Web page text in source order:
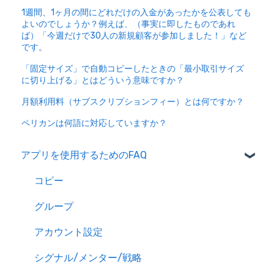
1週間、1ヶ月の間にどれだけの入金があったかを公表しても
よいのでしょうか？例えば、（事実に即したものであれ
ば）「今週だけで30人の新規顧客が参加しました！」など
です。
「固定サイズ」で自動コピーしたときの「最小取引サイズ
に切り上げる」とはどういう意味ですか？
月額利用料（サブスクリプションフィー）とは何ですか？
ペリカンは何語に対応していますか？
アプリを使用するためのFAQ
コピー
グループ
アカウント設定
シグナル/メンター/戦略